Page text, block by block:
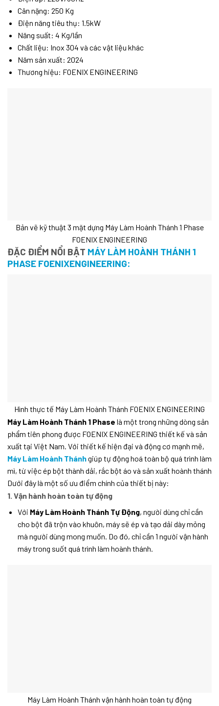
Cân nặng: 250 Kg
Điện năng tiêu thụ: 1.5kW
Năng suất: 4 Kg/lần
Chất liệu: Inox 304 và các vật liệu khác
Năm sản xuất: 2024
Thương hiệu: FOENIX ENGINEERING
Bản vẽ kỹ thuật 3 mặt dựng Máy Làm Hoành Thánh 1 Phase
FOENIX ENGINEERING
ĐẶC ĐIỂM NỔI BẬT MÁY LÀM HOÀNH THÁNH 1
PHASE FOENIXENGINEERING:
Hình thực tế Máy Làm Hoành Thánh FOENIX ENGINEERING
Máy Làm Hoành Thánh 1 Phase là một trong những dòng sản
phẩm tiên phong được FOENIX ENGINEERING thiết kế và sản
xuất tại Việt Nam. Với thiết kế hiện đại và động cơ mạnh mẽ,
Máy Làm Hoành Thánhgiúp tự động hoá toàn bộ quá trình làm
mì, từ việc ép bột thành dải, rắc bột áo và sản xuất hoành thánh
Dưới đây là một số ưu điểm chính của thiết bị này:
1. Vận hành hoàn toàn tự động
Với Máy Làm Hoành Thánh Tự Động, người dùng chỉ cần
cho bột đã trộn vào khuôn, máy sẽ ép và tạo dải dày mỏng
mà người dùng mong muốn. Do đó, chỉ cần 1 người vận hành
máy trong suốt quá trình làm hoành thánh.
Máy Làm Hoành Thánh vận hành hoàn toàn tự động